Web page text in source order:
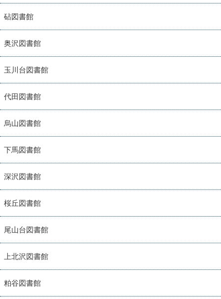
砧図書館
奥沢図書館
玉川台図書館
代田図書館
烏山図書館
下馬図書館
深沢図書館
桜丘図書館
尾山台図書館
上北沢図書館
粕谷図書館